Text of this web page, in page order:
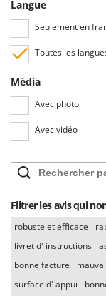
Seven Italy
Shark
Silky
Smartwood
Snapper
Solidur
Spice
Spiralmac
Spring
Spyro
Langue
Seulement en
Toutes les
Média
Avec photo
Avec vidéo
Filtrer les avis qui
robuste et efficace
livret d' instructions
bonne facture
surface d' appui